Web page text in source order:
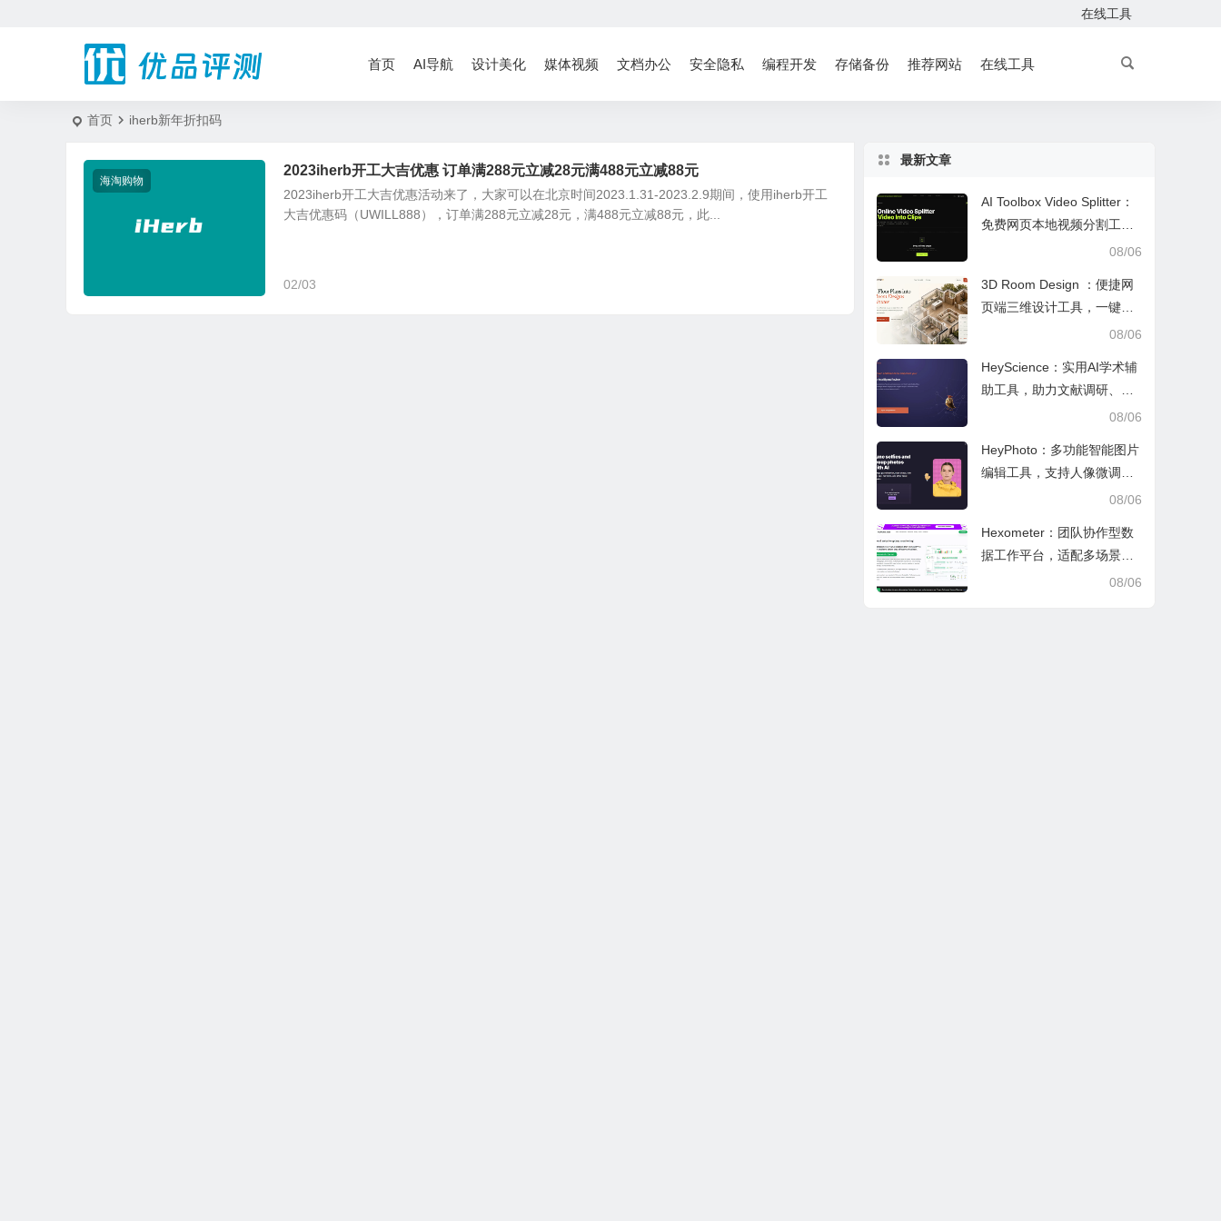
在线工具
首页 AI导航 设计美化 媒体视频 文档办公 安全隐私 编程开发 存储备份 推荐网站 在线工具
首页 iherb新年折扣码
海淘购物
2023iherb开工大吉优惠 订单满288元立减28元满488元立减88元
2023iherb开工大吉优惠活动来了，大家可以在北京时间2023.1.31-2023.2.9期间，使用iherb开工
大吉优惠码（UWILL888），订单满288元立减28元，满488元立减88元，此...
02/03
最新文章
AI Toolbox Video Splitter：
免费网页本地视频分割工
具，多模式裁切高清视频且
08/06
3D Room Design ：便捷网
页端三维设计工具，一键户
型建模、实时改色布景助力
08/06
HeyScience：实用AI学术辅
助工具，助力文献调研、论
文审阅与日常学业研究工作
08/06
HeyPhoto：多功能智能图片
编辑工具，支持人像微调、
艺术创作与日常隐私防护08/06
Hexometer：团队协作型数
据工作平台，适配多场景数
据分析、高效办公与企业安
08/06